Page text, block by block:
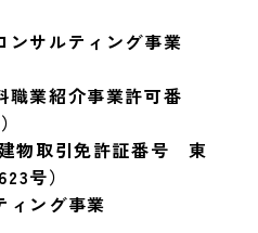
ンサルティング事業
職業紹介事業許可番
物取引免許証番号 東
号）
ィング事業